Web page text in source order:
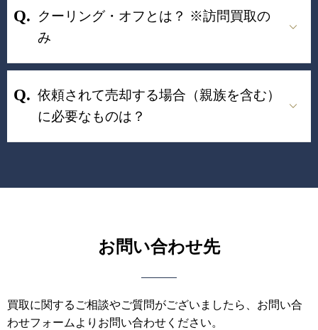
クーリング・オフとは？ ※訪問買取の
み
依頼されて売却する場合（親族を含む）
に必要なものは？
お問い合わせ先
買取に関するご相談やご質問がございましたら、お問い合
わせフォームよりお問い合わせください。